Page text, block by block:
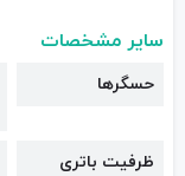
سایر مشخصات
حسگرها
ظرفیت باتری